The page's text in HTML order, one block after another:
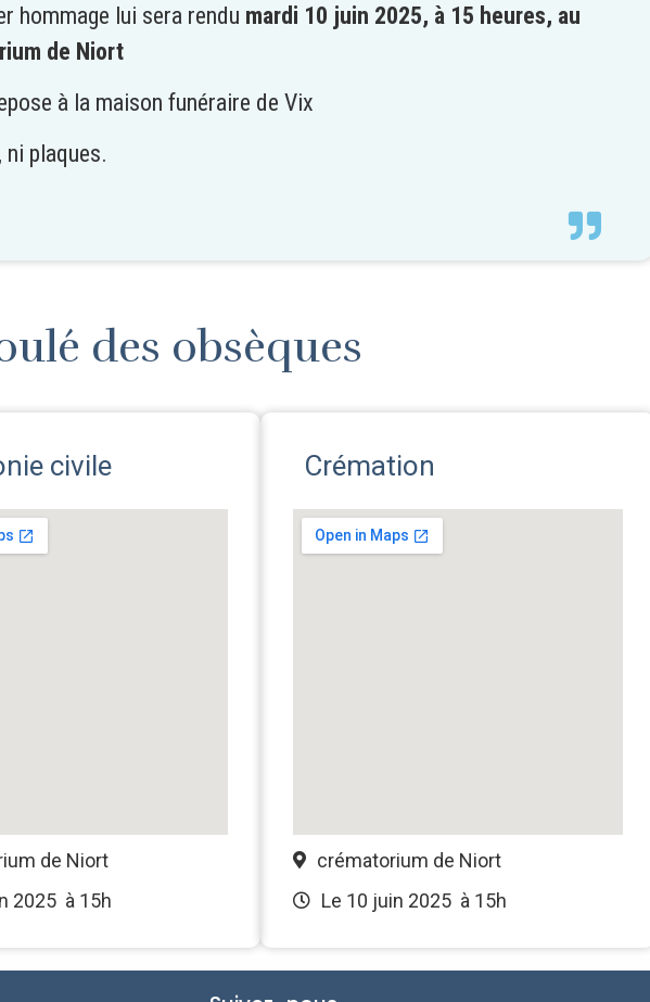
hommage lui sera rendu mardi 10 juin 2025, à 15 heures, au
de Niort
à la maison funéraire de Vix
ni plaques.
des obsèques
civile
de Niort
2025 à 15h
Crémation
crématorium de Niort
Le 10 juin 2025 à 15h